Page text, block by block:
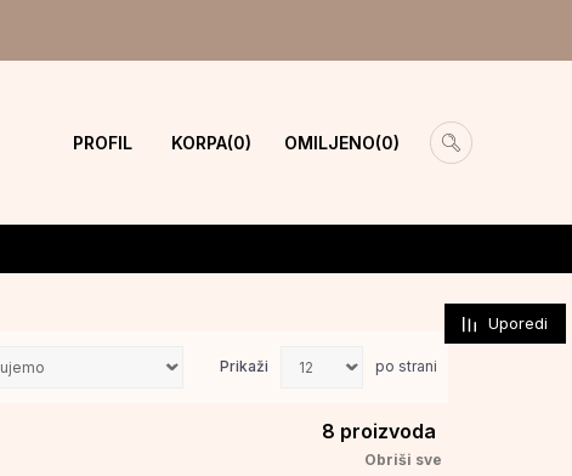
PROFIL KORPA 0 0
OMILJENO
Prikaži po strani
8 proizvoda
Obriši sve
Uporedi